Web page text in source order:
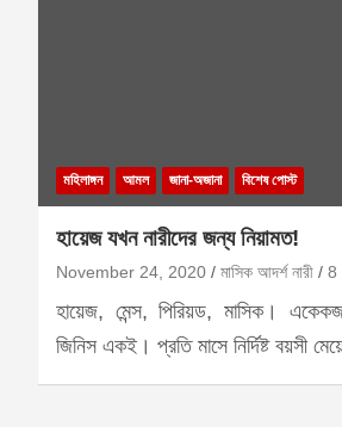
মহিলাঙ্গন আমল জানা-অজানা বিশেষ পোস্ট
হায়েজ যখন নারীদের জন্য নিয়ামত!
November 24, 2020 মাসিক আদর্শ নারী 8
হায়েজ, মেন্স, পিরিয়ড, মাসিক।
জিনিস একই। প্রতি মাসে নির্দিষ্ট বয়সী